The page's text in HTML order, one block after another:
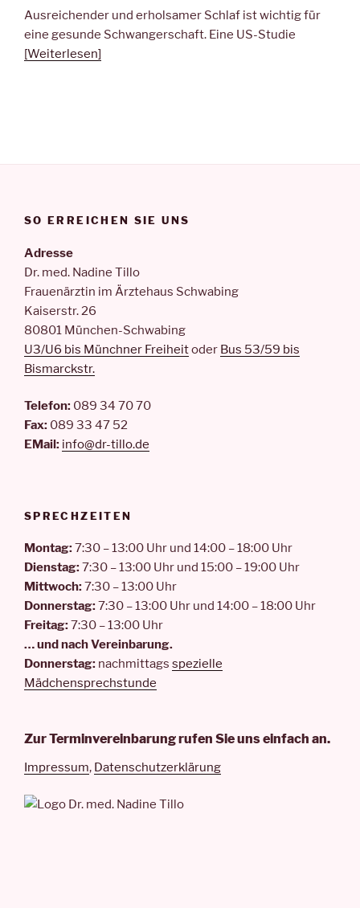
Ausreichender und erholsamer Schlaf ist wichtig für
eine gesunde Schwangerschaft. Eine US-Studie
[Weiterlesen]
SO ERREICHEN SIE UNS
Adresse
Dr. med. Nadine Tillo
Frauenärztin im Ärztehaus Schwabing
Kaiserstr. 26
80801 München-Schwabing
U3/U6 bis Münchner Freiheitoder Bus 53/59 bis
Bismarckstr.
Telefon: 089 34 70 70
Fax: 089 33 47 52
EMail: info@dr-tillo.de
SPRECHZEITEN
Montag:7:30 – 13:00 Uhr und 14:00 – 18:00 Uhr
Dienstag:7:30 – 13:00 Uhr und 15:00 – 19:00 Uhr
Mittwoch:7:30 – 13:00 Uhr
Donnerstag:7:30 – 13:00 Uhr und 14:00 – 18:00 Uhr
Freitag:7:30 – 13:00 Uhr
… und nach Vereinbarung.
Donnerstag: nachmittags spezielle
Mädchensprechstunde
Zur Terminvereinbarung rufen Sie uns einfach an.
Impressum, Datenschutzerklärung